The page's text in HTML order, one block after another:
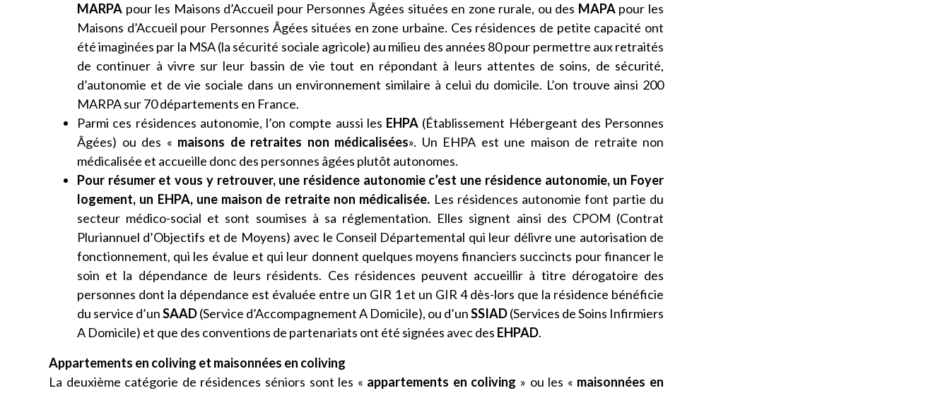
MARPA pour les Maisons d’Accueil pour Personnes Âgées situées en zone rurale, ou des MAPApour les
Maisons d’Accueil pour Personnes Âgées situées en zone urbaine. Ces résidences de petite capacité ont
été imaginées par la MSA (la sécurité sociale agricole) au milieu des années 80 pour permettre aux retraités
de continuer à vivre sur leur bassin de vie tout en répondant à leurs attentes de soins, de sécurité,
d’autonomie et de vie sociale dans un environnement similaire à celui du domicile. L’on trouve ainsi 200
MARPA sur 70 départements en France.
Parmi ces résidences autonomie, l’on compte aussi les EHPA (Établissement Hébergeant des Personnes
Âgées) ou des « maisons de retraites non médicalisées». Un EHPA est une maison de retraite non
médicalisée et accueille donc des personnes âgées plutôt autonomes.
Pour résumer et vous y retrouver, une résidence autonomie c’est une résidence autonomie, un Foyer
logement, un EHPA, une maison de retraite non médicalisée. Les résidences autonomie font partie du
secteur médico-social et sont soumises à sa réglementation. Elles signent ainsi des CPOM (Contrat
Pluriannuel d’Objectifs et de Moyens) avec le Conseil Départemental qui leur délivre une autorisation de
fonctionnement, qui les évalue et qui leur donnent quelques moyens financiers succincts pour financer le
soin et la dépendance de leurs résidents. Ces résidences peuvent accueillir à titre dérogatoire des
personnes dont la dépendance est évaluée entre un GIR 1 et un GIR 4 dès-lors que la résidence bénéficie
du service d’unSAAD(Service d’Accompagnement A Domicile), ou d’unSSIAD(Services de Soins Infirmiers
A Domicile) et que des conventions de partenariats ont été signées avec des EHPAD.
Appartements en coliving et maisonnées en coliving
La deuxième catégorie de résidences séniors sont les « appartements en coliving » ou les « maisonnées en